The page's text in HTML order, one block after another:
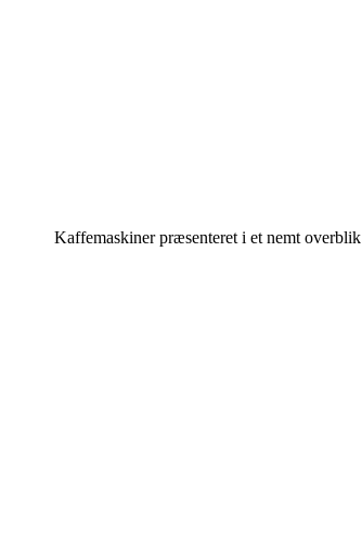
Kaffemaskiner præsenteret i et nemt overblik